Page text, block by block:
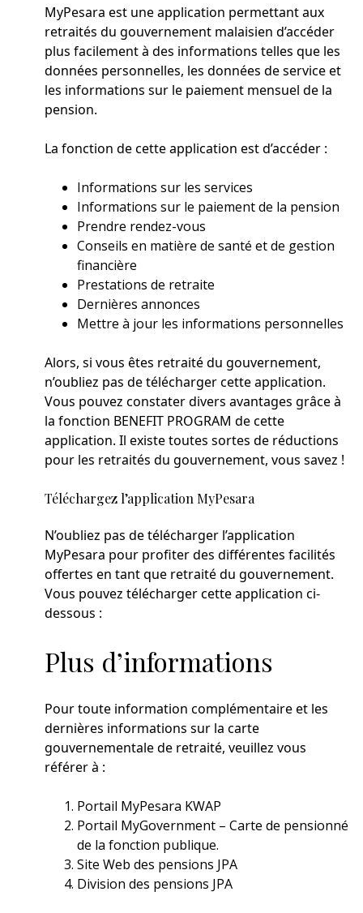
MyPesara est une application permettant aux
retraités du gouvernement malaisien d’accéder
plus facilement à des informations telles que les
données personnelles, les données de service et
les informations sur le paiement mensuel de la
pension.
La fonction de cette application est d’accéder :
Informations sur les services
Informations sur le paiement de la pension
Prendre rendez-vous
Conseils en matière de santé et de gestion
financière
Prestations de retraite
Dernières annonces
Mettre à jour les informations personnelles
Alors, si vous êtes retraité du gouvernement,
n’oubliez pas de télécharger cette application.
Vous pouvez constater divers avantages grâce à
la fonction BENEFIT PROGRAM de cette
application. Il existe toutes sortes de réductions
pour les retraités du gouvernement, vous savez !
Téléchargez l’application MyPesara
N’oubliez pas de télécharger l’application
MyPesara pour profiter des différentes facilités
offertes en tant que retraité du gouvernement.
Vous pouvez télécharger cette application ci-
dessous :
Plus d’informations
Pour toute information complémentaire et les
dernières informations sur la carte
gouvernementale de retraité, veuillez vous
référer à :
Portail MyPesara KWAP
Portail MyGovernment – ​​Carte de pensionné
de la fonction publique.
Site Web des pensions JPA
Division des pensions JPA